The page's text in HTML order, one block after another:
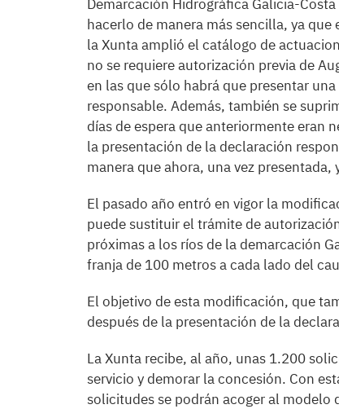
Demarcación Hidrográfica Galicia-Costa
hacerlo de manera más sencilla, ya que
la Xunta amplió el catálogo de
no se requiere autorización previa de
en las que sólo habrá que presentar
responsable. Además, también se
días de espera que anteriormente eran
la presentación de la declaración
manera que ahora, una vez
El pasado año entró en vigor la
puede sustituir el trámite de
próximas a los ríos de la demarcación
franja de 100 metros a cada lado del
El objetivo de esta modificación, que
después de la presentación de la
La Xunta recibe, al año, unas 1.200
servicio y demorar la concesión. Con
solicitudes se podrán acoger al modelo